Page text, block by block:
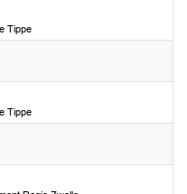
Tippe
Tippe